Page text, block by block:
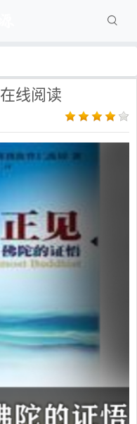
线阅读